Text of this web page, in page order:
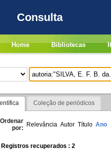
Consulta
Home Bibliotecas
Coleção de periódicos
Ordenar
por: Relevância Autor Título Ano
Registros recuperados : 2